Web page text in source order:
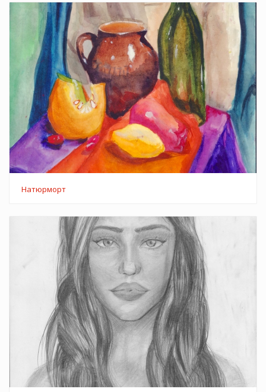
Натюрморт